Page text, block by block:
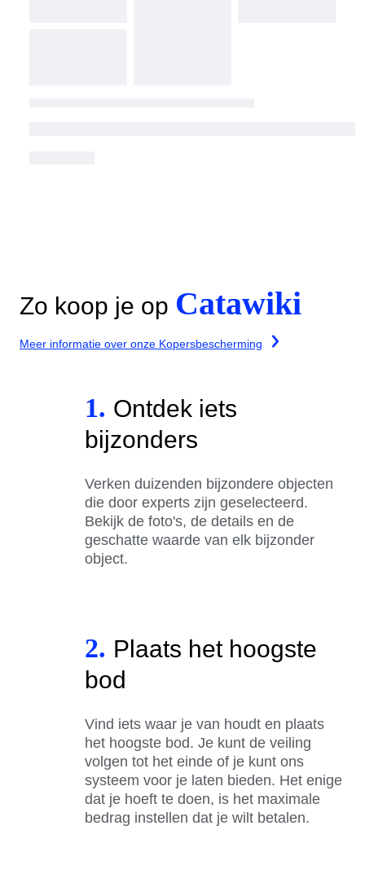
Zo koop je op Catawiki
Meer informatie over onze Kopersbescherming
1. Ontdek iets
bijzonders
Verken duizenden bijzondere objecten
die door experts zijn geselecteerd.
Bekijk de foto's, de details en de
geschatte waarde van elk bijzonder
object.
2. Plaats het hoogste
bod
Vind iets waar je van houdt en plaats
het hoogste bod. Je kunt de veiling
volgen tot het einde of je kunt ons
systeem voor je laten bieden. Het enige
dat je hoeft te doen, is het maximale
bedrag instellen dat je wilt betalen.